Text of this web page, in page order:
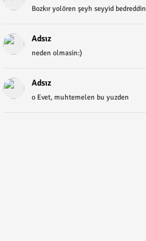
Bozkır yolören şeyh seyyid bedreddin
Adsız
neden olmasin:)
Adsız
o Evet, muhtemelen bu yuzden